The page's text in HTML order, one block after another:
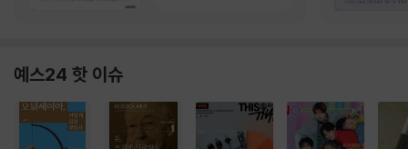
예스24 핫 이슈